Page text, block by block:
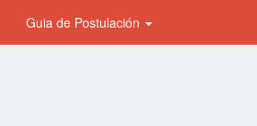
Guia de Postulación